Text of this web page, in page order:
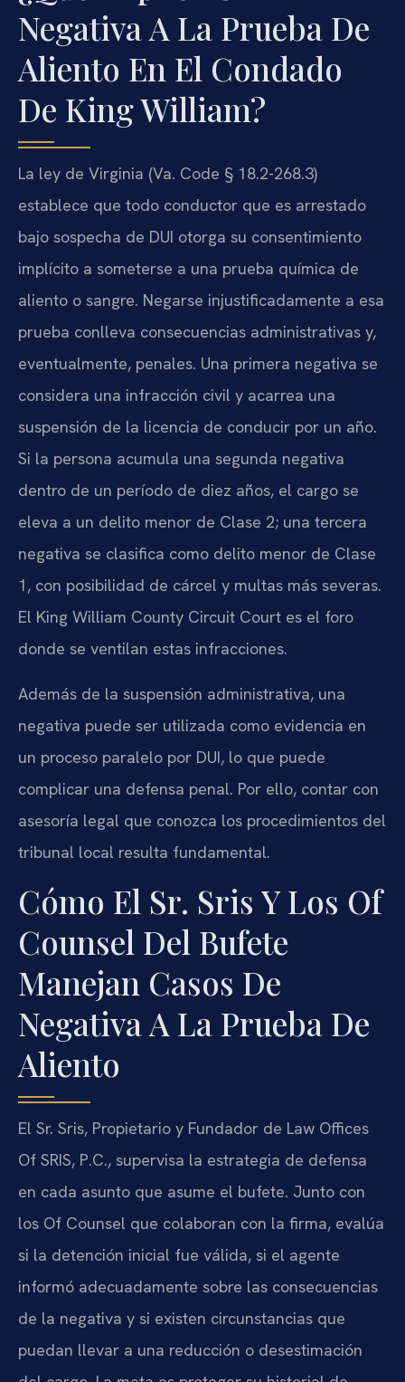
Negativa A La Prueba De
Aliento En El Condado
De King William?
La ley de Virginia (Va. Code § 18.2-268.3)
establece que todo conductor que es arrestado
bajo sospecha de DUI otorga su consentimiento
implícito a someterse a una prueba química de
aliento o sangre. Negarse injustificadamente a esa
prueba conlleva consecuencias administrativas y,
eventualmente, penales. Una primera negativa se
considera una infracción civil y acarrea una
suspensión de la licencia de conducir por un año.
Si la persona acumula una segunda negativa
dentro de un período de diez años, el cargo se
eleva a un delito menor de Clase 2; una tercera
negativa se clasifica como delito menor de Clase
1, con posibilidad de cárcel y multas más severas.
El King William County Circuit Court es el foro
donde se ventilan estas infracciones.
Además de la suspensión administrativa, una
negativa puede ser utilizada como evidencia en
un proceso paralelo por DUI, lo que puede
complicar una defensa penal. Por ello, contar con
asesoría legal que conozca los procedimientos del
tribunal local resulta fundamental.
Cómo El Sr. Sris Y Los Of
Counsel Del Bufete
Manejan Casos De
Negativa A La Prueba De
Aliento
El Sr. Sris, Propietario y Fundador de Law Offices
Of SRIS, P.C., supervisa la estrategia de defensa
en cada asunto que asume el bufete. Junto con
los Of Counsel que colaboran con la firma, evalúa
si la detención inicial fue válida, si el agente
informó adecuadamente sobre las consecuencias
de la negativa y si existen circunstancias que
puedan llevar a una reducción o desestimación